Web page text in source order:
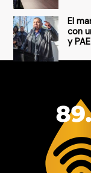
El
con
y PAE